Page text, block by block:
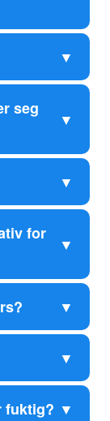
seg
for
fuktig?